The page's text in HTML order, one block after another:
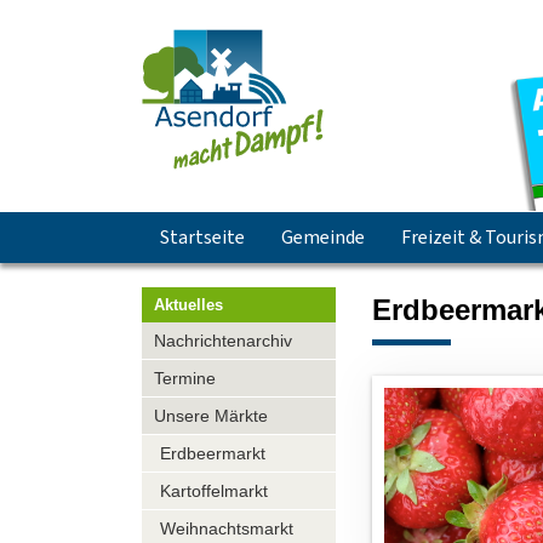
Navigation
überspringen
Startseite Gemeinde Freizeit &
Aktuelles
Navigation
überspringen
Nachrichtenarchiv
Termine
Unsere Märkte
Erdbeermarkt
Kartoffelmarkt
Weihnachtsmarkt